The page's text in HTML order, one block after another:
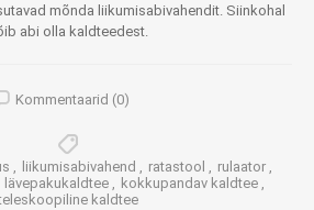
mõnda liikumisabivahendit. Siinkohal
abi olla kaldteedest.
Kommentaarid (0)
, liikumisabivahend , ratastool , rulaator ,
lävepakukaldtee , kokkupandav kaldtee ,
kaldtee